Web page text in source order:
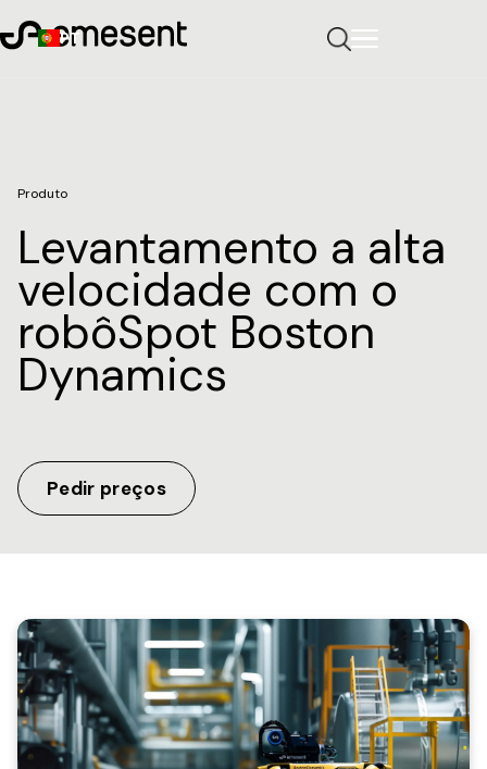
Produto
Levantamento a alta
velocidade com o
robôSpot Boston
Dynamics
Pedir preços
PT